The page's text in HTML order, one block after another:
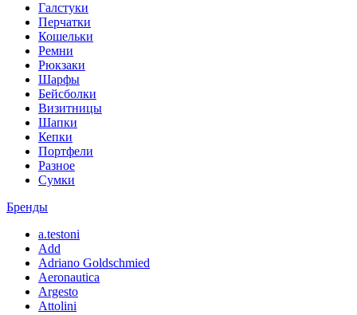
Галстуки
Перчатки
Кошельки
Ремни
Рюкзаки
Шарфы
Бейсболки
Визитницы
Шапки
Кепки
Портфели
Разное
Сумки
Бренды
a.testoni
Add
Adriano Goldschmied
Aeronautica
Argesto
Attolini